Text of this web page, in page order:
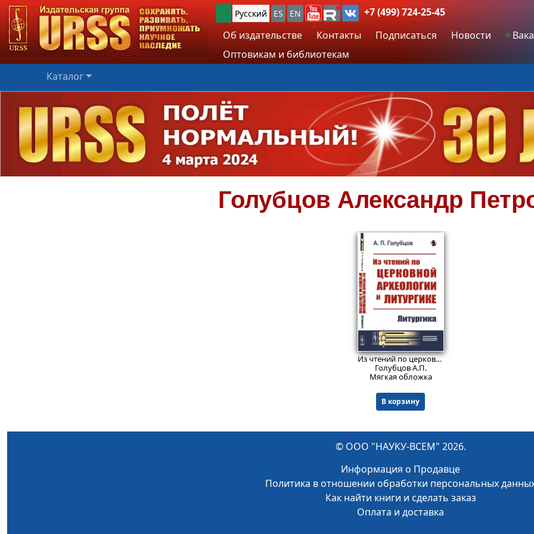
Русский ES EN
+7 (499) 724-25-45
Об издательстве
Контакты Подписаться Новости
Оптовикам и библиотекам
Каталог
Голубцов Александр
895₽
Из чтений по церковной археологии и литургике: Литургика.
Голубцов А.П.
Мягкая обложка
В корзину
© ООО "НАУКУ-ВСЕМ" 2026.
Информация о Продавце
Политика в отношении обработки персональных
Как найти книги и сделать заказ
Оплата и доставка